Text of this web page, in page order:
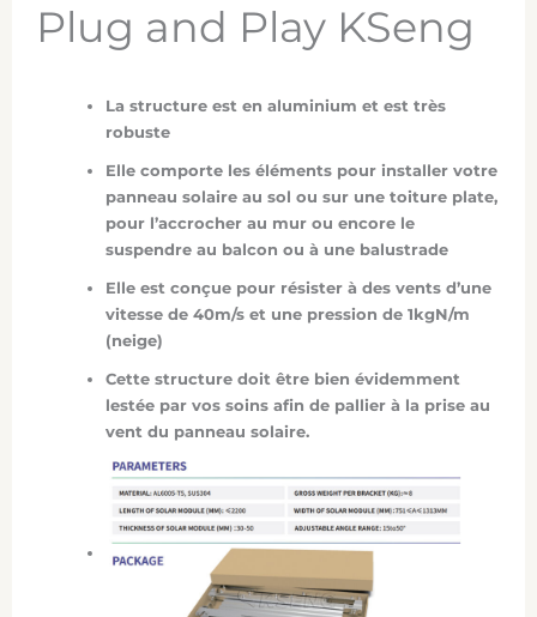
Plug and Play KSeng
La structure est en aluminium et est très
robuste
Elle comporte les éléments pour installer votre
panneau solaire au sol ou sur une toiture plate,
pour l’accrocher au mur ou encore le
suspendre au balcon ou à une balustrade
Elle est conçue pour résister à des vents d’une
vitesse de 40m/s et une pression de 1kgN/m
(neige)
Cette structure doit être bien évidemment
lestée par vos soins afin de pallier à la prise au
vent du panneau solaire.